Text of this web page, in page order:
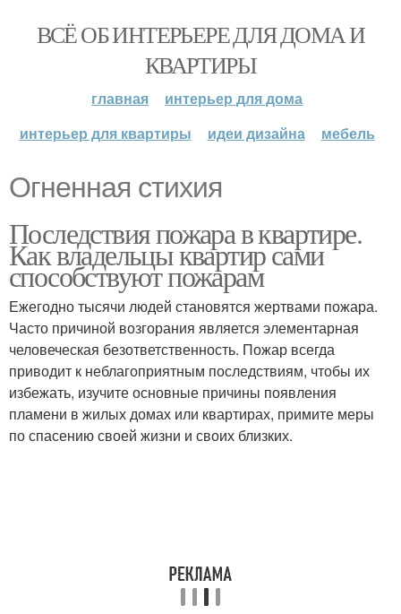
ВСЁ ОБ ИНТЕРЬЕРЕ ДЛЯ ДОМА И
КВАРТИРЫ
главная
интерьер для дома
интерьер для квартиры
идеи дизайна мебель
Огненная стихия
Последствия пожара в квартире.
Как владельцы квартир сами
способствуют пожарам
Ежегодно тысячи людей становятся жертвами пожара.
Часто причиной возгорания является элементарная
человеческая безответственность. Пожар всегда
приводит к неблагоприятным последствиям, чтобы их
избежать, изучите основные причины появления
пламени в жилых домах или квартирах, примите меры
по спасению своей жизни и своих близких.